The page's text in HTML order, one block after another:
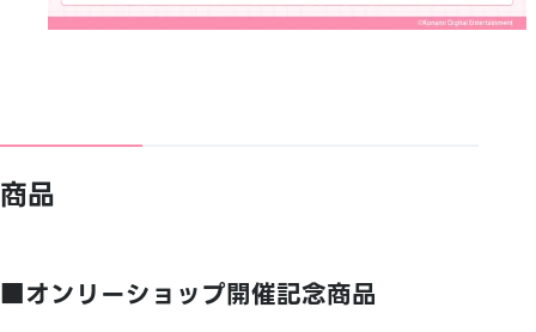
商品
■オンリーショップ開催記念商品